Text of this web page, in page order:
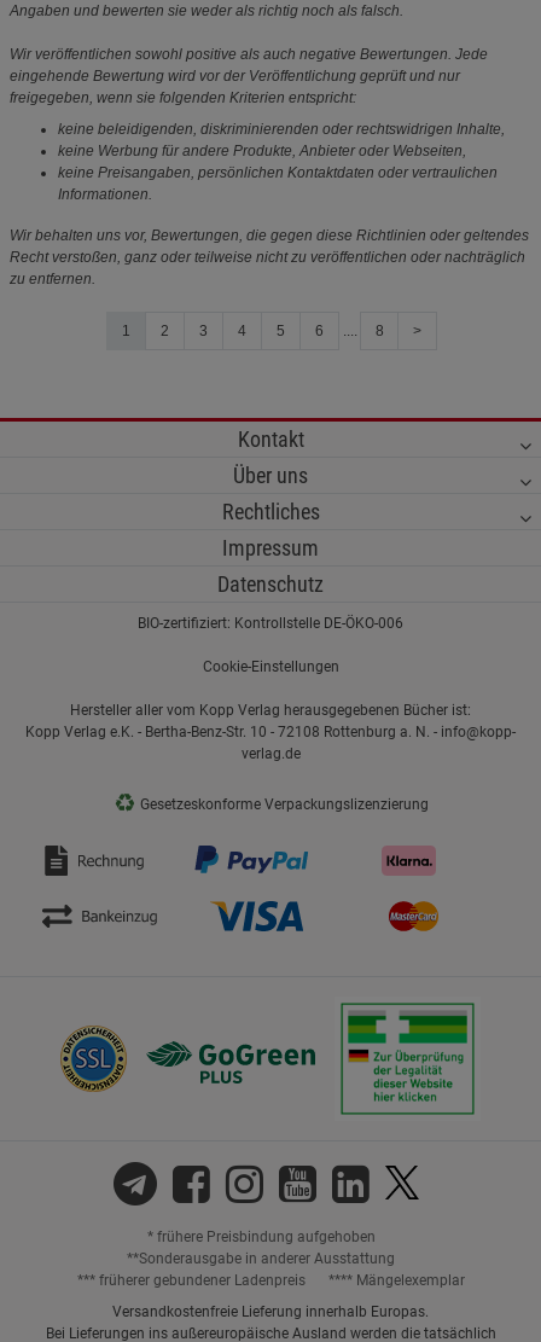
Angaben und bewerten sie weder als richtig noch als falsch.
Wir veröffentlichen sowohl positive als auch negative Bewertungen. Jede
eingehende Bewertung wird vor der Veröffentlichung geprüft und nur
freigegeben, wenn sie folgenden Kriterien entspricht:
keine beleidigenden, diskriminierenden oder rechtswidrigen Inhalte,
keine Werbung für andere Produkte, Anbieter oder Webseiten,
keine Preisangaben, persönlichen Kontaktdaten oder vertraulichen
Informationen.
Wir behalten uns vor, Bewertungen, die gegen diese Richtlinien oder geltendes
Recht verstoßen, ganz oder teilweise nicht zu veröffentlichen oder nachträglich
zu entfernen.
1 2 3 4 5 6 .... 8 >
Kontakt
Über uns
Rechtliches
Impressum
Datenschutz
BIO-zertifiziert: Kontrollstelle DE-ÖKO-006
Cookie-Einstellungen
Hersteller aller vom Kopp Verlag herausgegebenen Bücher ist:
Kopp Verlag e.K. - Bertha-Benz-Str. 10 - 72108 Rottenburg a. N. - info@kopp-
verlag.de
♻ Gesetzeskonforme Verpackungslizenzierung
* frühere Preisbindung aufgehoben
**Sonderausgabe in anderer Ausstattung
*** früherer gebundener Ladenpreis
**** Mängelexemplar
Versandkostenfreie Lieferung innerhalb Europas.
Bei Lieferungen ins außereuropäische Ausland werden die tatsächlich